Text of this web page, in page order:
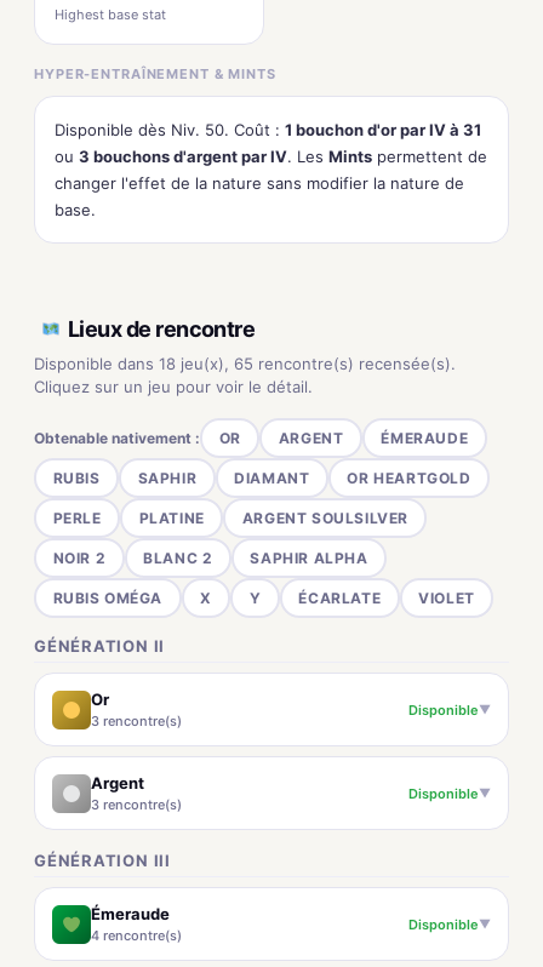
Highest base stat
HYPER-ENTRAÎNEMENT & MINTS
Disponible dès Niv. 50. Coût : 1 bouchon d'or par IV à 31
ou 3 bouchons d'argent par IV. Les Mints permettent de
changer l'effet de la nature sans modifier la nature de
base.
Lieux de rencontre
Disponible dans 18 jeu(x), 65 rencontre(s) recensée(s).
Cliquez sur un jeu pour voir le détail.
Obtenable nativement : OR ARGENT ÉMERAUDE
RUBIS SAPHIR DIAMANT OR HEARTGOLD
PERLE PLATINE ARGENT SOULSILVER
NOIR 2 BLANC 2 SAPHIR ALPHA
RUBIS OMÉGA X Y ÉCARLATE VIOLET
GÉNÉRATION II
Or
3 rencontre(s)
Disponible▼
Argent
3 rencontre(s)
Disponible▼
GÉNÉRATION III
Émeraude
4 rencontre(s)
Disponible▼